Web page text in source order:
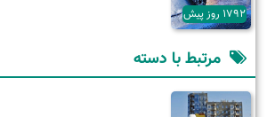
1792 روز پیش
مرتبط با دسته